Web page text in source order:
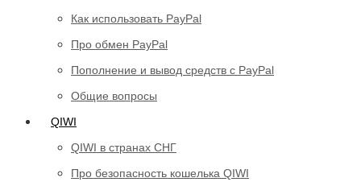
Как использовать PayPal
Про обмен PayPal
Пополнение и вывод средств с PayPal
Общие вопросы
QIWI
QIWI в странах СНГ
Про безопасность кошелька QIWI